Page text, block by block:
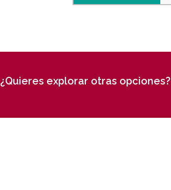
¿Quieres explorar otras opciones?